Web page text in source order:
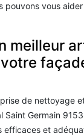
pouvons vous
meilleur
de nettoyage
Saint Germain
et